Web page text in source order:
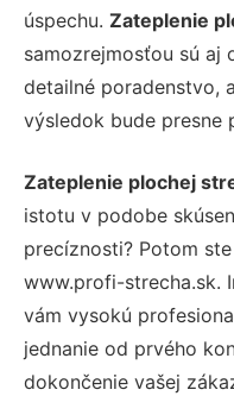
úspechu. Zateplenie
samozrejmosťou sú aj
detailné poradenstvo,
výsledok bude presne
Zateplenie plochej
istotu v podobe
precíznosti? Potom
www.profi-strecha.sk.
vám vysokú
jednanie od prvého
dokončenie vašej